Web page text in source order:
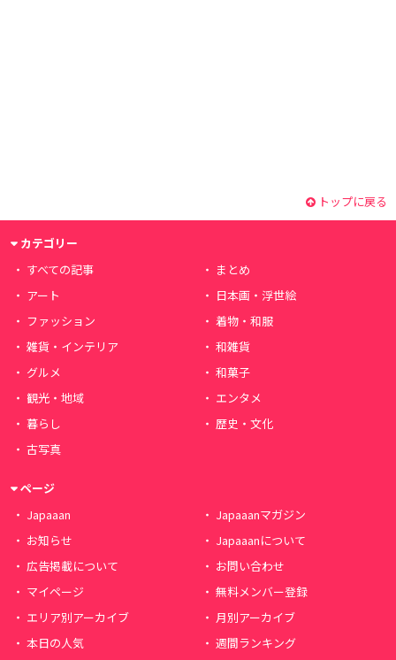
トップに戻る
カテゴリー
すべての記事
まとめ
アート
日本画・浮世絵
ファッション
着物・和服
雑貨・インテリア
和雑貨
グルメ
和菓子
観光・地域
エンタメ
暮らし
歴史・文化
古写真
ページ
Japaaan
Japaaanマガジン
お知らせ
Japaaanについて
広告掲載について
お問い合わせ
マイページ
無料メンバー登録
エリア別アーカイブ
月別アーカイブ
本日の人気
週間ランキング